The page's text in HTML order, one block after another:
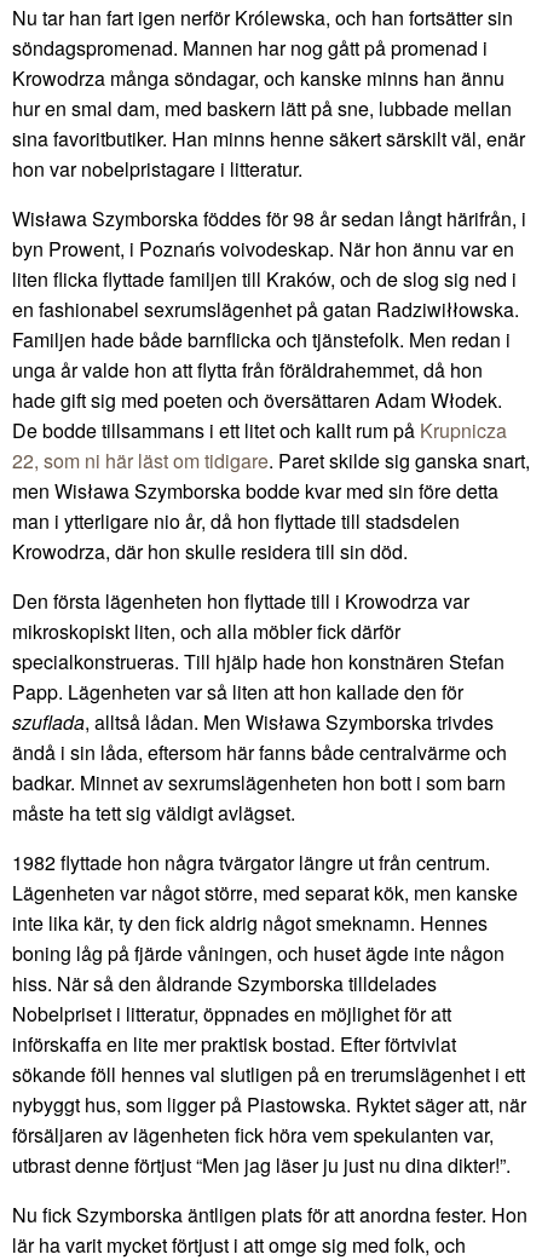
Nu tar han fart igen nerför Królewska, och han fortsätter sin
söndagspromenad. Mannen har nog gått på promenad i
Krowodrza många söndagar, och kanske minns han ännu
hur en smal dam, med baskern lätt på sne, lubbade mellan
sina favoritbutiker. Han minns henne säkert särskilt väl, enär
hon var nobelpristagare i litteratur.
Wisława Szymborska föddes för 98 år sedan långt härifrån, i
byn Prowent, i Poznańs voivodeskap. När hon ännu var en
liten flicka flyttade familjen till Kraków, och de slog sig ned i
en fashionabel sexrumslägenhet på gatan Radziwiłłowska.
Familjen hade både barnflicka och tjänstefolk. Men redan i
unga år valde hon att flytta från föräldrahemmet, då hon
hade gift sig med poeten och översättaren Adam Włodek.
De bodde tillsammans i ett litet och kallt rum på Krupnicza
22, som ni här läst om tidigare. Paret skilde sig ganska snart,
men Wisława Szymborska bodde kvar med sin före detta
man i ytterligare nio år, då hon flyttade till stadsdelen
Krowodrza, där hon skulle residera till sin död.
Den första lägenheten hon flyttade till i Krowodrza var
mikroskopiskt liten, och alla möbler fick därför
specialkonstrueras. Till hjälp hade hon konstnären Stefan
Papp. Lägenheten var så liten att hon kallade den för
szuflada, alltså lådan. Men Wisława Szymborska trivdes
ändå i sin låda, eftersom här fanns både centralvärme och
badkar. Minnet av sexrumslägenheten hon bott i som barn
måste ha tett sig väldigt avlägset.
1982 flyttade hon några tvärgator längre ut från centrum.
Lägenheten var något större, med separat kök, men kanske
inte lika kär, ty den fick aldrig något smeknamn. Hennes
boning låg på fjärde våningen, och huset ägde inte någon
hiss. När så den åldrande Szymborska tilldelades
Nobelpriset i litteratur, öppnades en möjlighet för att
införskaffa en lite mer praktisk bostad. Efter förtvivlat
sökande föll hennes val slutligen på en trerumslägenhet i ett
nybyggt hus, som ligger på Piastowska. Ryktet säger att, när
försäljaren av lägenheten fick höra vem spekulanten var,
utbrast denne förtjust “Men jag läser ju just nu dina dikter!”.
Nu fick Szymborska äntligen plats för att anordna fester. Hon
lär ha varit mycket förtjust i att omge sig med folk, och